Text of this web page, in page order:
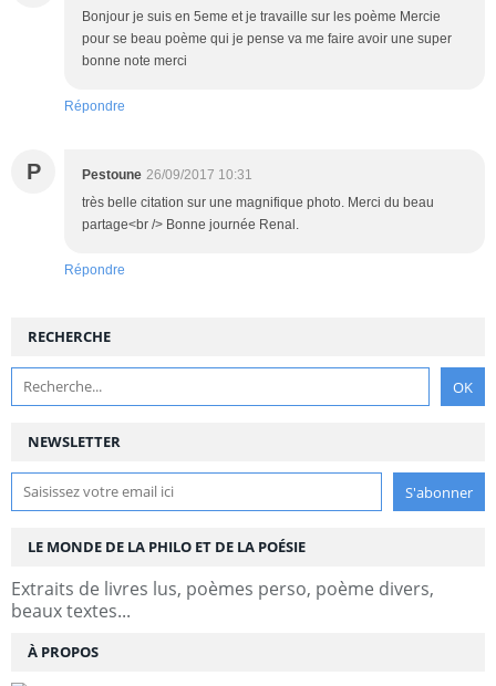
Bonjour je suis en 5eme et je travaille sur les poème Mercie
pour se beau poème qui je pense va me faire avoir une super
bonne note merci
Répondre
P Pestoune 26/09/2017 10:31
très belle citation sur une magnifique photo. Merci du beau
partage<br /> Bonne journée Renal.
Répondre
NEWSLETTER
RECHERCHE
LE MONDE DE LA PHILO ET DE LA POÉSIE
Extraits de livres lus, poèmes perso, poème divers,
beaux textes...
À PROPOS